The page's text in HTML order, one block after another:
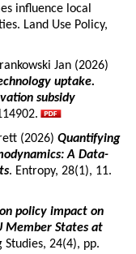
influence local
Land Use Policy,
Jan (2026)
uptake.
subsidy
(2026) Quantifying
A Data-
. Entropy, 28(1), 11.
policy impact on
Member States at
Studies, 24(4), pp.